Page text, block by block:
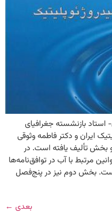
بازنشسته جغرافیای
ایران و دکتر فاطمه وثوقی
بخش تألیف یافته است. در
مرتبط با آب در توافق‌نامه‌ها
بخش دوم نیز در پنج‌فصل
بعدی ←